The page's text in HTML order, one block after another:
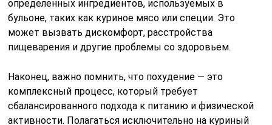
определенных ингредиентов, используемых в
бульоне, таких как куриное мясо или специи. Это
может вызвать дискомфорт, расстройства
пищеварения и другие проблемы со здоровьем.
Наконец, важно помнить, что похудение — это
комплексный процесс, который требует
сбалансированного подхода к питанию и физической
активности. Полагаться исключительно на куриный